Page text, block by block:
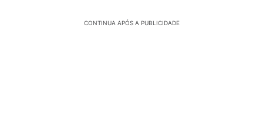
CONTINUA APÓS A PUBLICIDADE